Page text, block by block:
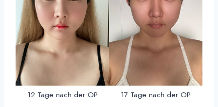
12 Tage nach der OP 17 Tage nach der OP